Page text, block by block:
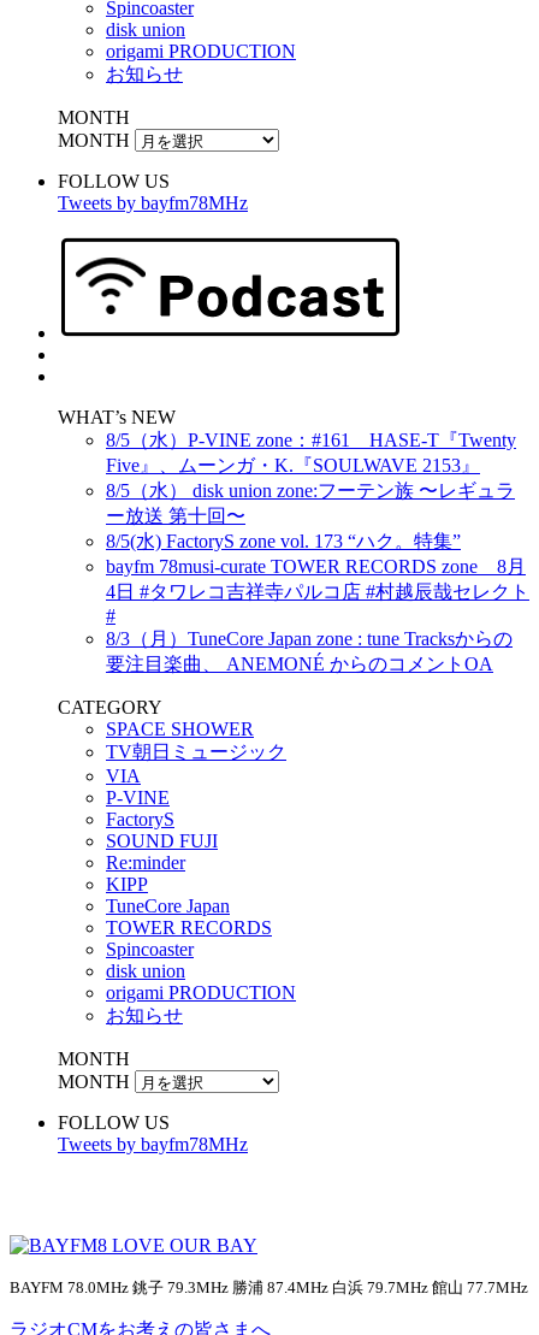
Spincoaster
disk union
origami PRODUCTION
お知らせ
MONTH
MONTH
FOLLOW US
Tweets by bayfm78MHz
WHAT’s NEW
8/5（水）P-VINE zone：#161 HASE-T『Twenty
Five』、ムーンガ・K.『SOULWAVE 2153』
8/5（水） disk union zone:フーテン族 〜レギュラ
ー放送 第十回〜
8/5(水) FactoryS zone vol. 173 “ハク。特集”
bayfm 78musi-curate TOWER RECORDS zone 8月
4日 #タワレコ吉祥寺パルコ店 #村越辰哉セレクト
#
8/3（月）TuneCore Japan zone : tune Tracksからの
要注目楽曲、 ANEMONÉ からのコメントOA
CATEGORY
SPACE SHOWER
TV朝日ミュージック
VIA
P-VINE
FactoryS
SOUND FUJI
Re:minder
KIPP
TuneCore Japan
TOWER RECORDS
Spincoaster
disk union
origami PRODUCTION
お知らせ
MONTH
MONTH
FOLLOW US
Tweets by bayfm78MHz
BAYFM 78.0MHz 銚子 79.3MHz 勝浦 87.4MHz 白浜 79.7MHz 館山 77.7MHz
ラジオCMをお考えの皆さまへ